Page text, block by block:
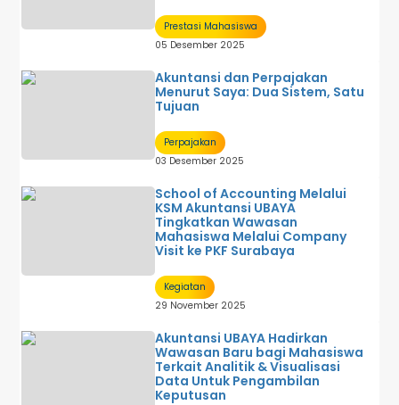
Prestasi Mahasiswa
05 Desember 2025
Akuntansi dan Perpajakan
Menurut Saya: Dua Sistem, Satu
Tujuan
Perpajakan
03 Desember 2025
School of Accounting Melalui
KSM Akuntansi UBAYA
Tingkatkan Wawasan
Mahasiswa Melalui Company
Visit ke PKF Surabaya
Kegiatan
29 November 2025
Akuntansi UBAYA Hadirkan
Wawasan Baru bagi Mahasiswa
Terkait Analitik & Visualisasi
Data Untuk Pengambilan
Keputusan